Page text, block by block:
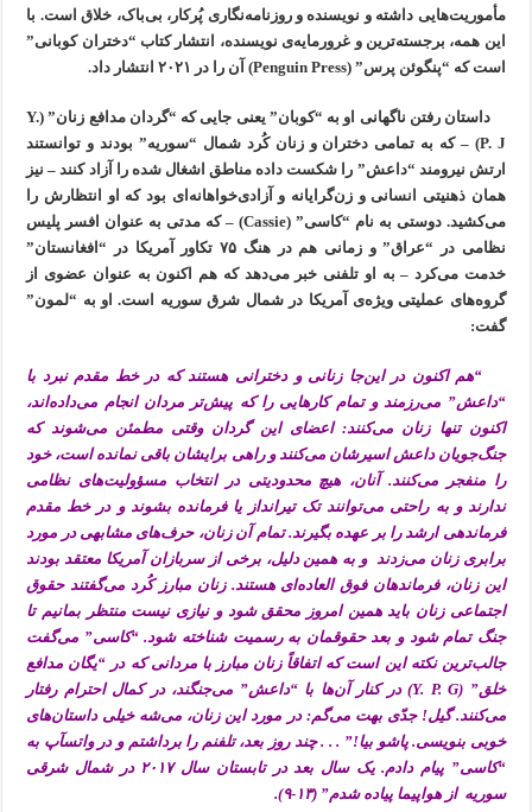
مأموریت‌هایی داشته و نویسنده و روزنامه‌نگاری پُرکار، بی‌باک، خلاق است. با
این همه، برجسته‌ترین و غرورمایه‌ی نویسنده، انتشار کتاب “دختران کوبانی”
است که “پنگوئن پرس” (Penguin Press) آن را در ۲۰۲۱ انتشار داد.
داستان رفتن ناگهانی او به “کوبان” یعنی جایی که “گردان‌ مدافع زنان” (Y.
P. J) – که به تمامی دختران و زنان کُرد شمال “سوریه” بودند و توانستند
ارتش نیرومند “داعش” را شکست داده مناطق اشغال شده را آزاد کنند – نیز
همان ذهنیتی انسانی و زن‌گرایانه و آزادی‌خواهانه‌ای بود که او انتظارش را
می‌کشید. دوستی به نام “کاسی” (Cassie) – که مدتی به عنوان افسر پلیس
نظامی در “عراق” و زمانی هم در هنگ ۷۵ تکاور آمریکا در “افغانستان”
خدمت می‌کرد – به او تلفنی خبر می‌دهد که هم اکنون به عنوان عضوی از
گروه‌های عملیتی ویژه‌ی آمریکا در شمال شرق سوریه است. او به “لمون”
گفت:
“هم اکنون در این‌جا زنانی و دخترانی هستند که در خط مقدم نبرد با
“داعش” می‌رزمند و تمام کارهایی را که پیش‌تر مردان انجام می‌داده‌اند،
اکنون تنها زنان می‌کنند: اعضای این گردان وقتی مطمئن می‌شوند که
جنگ‌جویان داعش اسیرشان می‌کنند و راهی برایشان باقی نمانده است، خود
را منفجر می‌کنند. آنان، هیچ محدودیتی در انتخاب مسؤولیت‌های نظامی
ندارند و به راحتی می‌توانند تک تیرانداز یا فرمانده بشوند و در خط مقدم
فرماندهی ارشد را بر عهده بگیرند. تمام آن زنان، حرف‌های مشابهی در مورد
برابری زنان می‌زدند و به همین دلیل، برخی از سربازان آمریکا معتقد بودند
این زنان، فرماندهان فوق العاده‌ای هستند. زنان مبارز کُرد می‌گفتند حقوق
اجتماعی زنان باید همین امروز محقق شود و نیازی نیست منتظر بمانیم تا
جنگ تمام شود و بعد حقوقمان به رسمیت شناخته شود. “کاسی” می‌گفت
جالب‌ترین نکته این است که اتفاقاً زنان مبارز با مردانی که در “یگان‌ مدافع
خلق” (Y. P. G) در کنار آن‌ها با “داعش” می‌جنگند، در کمال احترام رفتار
می‌کنند. گیل! جدّی بهت می‌گم: در مورد این زنان، می‌شه خیلی داستان‌های
خوبی بنویسی. پاشو بیا!” . . . چند روز بعد، تلفنم را برداشتم و در واتسآپ به
“کاسی” پیام دادم. یک سال بعد در تابستان سال ۲۰۱۷ در شمال شرقی
سوریه از هواپیما پیاده شدم” (۱۳-۹).